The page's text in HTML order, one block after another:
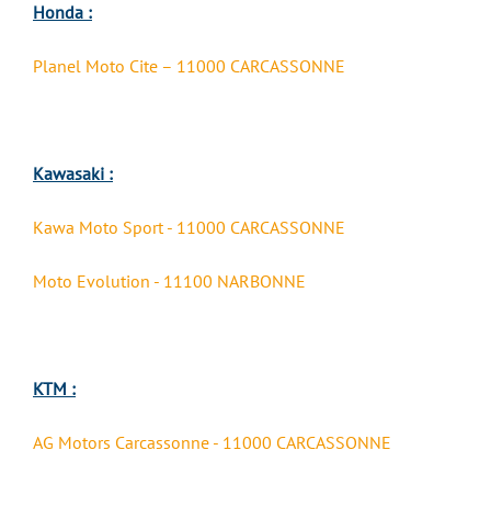
Honda :
Planel Moto Cite – 11000 CARCASSONNE
Kawasaki :
Kawa Moto Sport - 11000 CARCASSONNE
Moto Evolution - 11100 NARBONNE
KTM :
AG Motors Carcassonne - 11000 CARCASSONNE